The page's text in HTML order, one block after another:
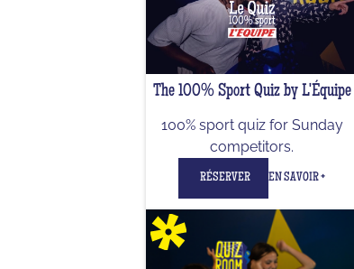
The 100% Sport Quiz by L'Équipe
100% sport quiz for Sunday
competitors.
RÉSERVER EN SAVOIR +